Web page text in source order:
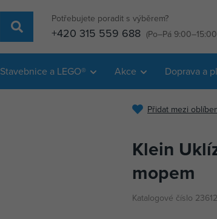
Potřebujete poradit s výběrem?
+420 315 559 688 (Po–Pá
Stavebnice a LEGO® Akce Doprava a
Přidat mezi
Klein
mopem
Katalogové číslo